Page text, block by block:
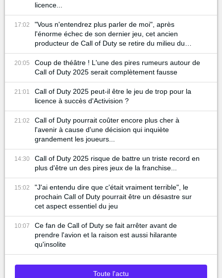
licence...
17:02
"Vous n'entendrez plus parler de moi", après
l'énorme échec de son dernier jeu, cet ancien
producteur de Call of Duty se retire du milieu du
gaming
20:05
Coup de théâtre ! L'une des pires rumeurs autour de
Call of Duty 2025 serait complètement fausse
21:01
Call of Duty 2025 peut-il être le jeu de trop pour la
licence à succès d'Activision ?
21:02
Call of Duty pourrait coûter encore plus cher à
l'avenir à cause d'une décision qui inquiète
grandement les joueurs...
14:30
Call of Duty 2025 risque de battre un triste record en
plus d'être un des pires jeux de la franchise...
15:02
"J'ai entendu dire que c'était vraiment terrible", le
prochain Call of Duty pourrait être un désastre sur
cet aspect essentiel du jeu
10:07
Ce fan de Call of Duty se fait arrêter avant de
prendre l'avion et la raison est aussi hilarante
qu'insolite
Toute l'actu